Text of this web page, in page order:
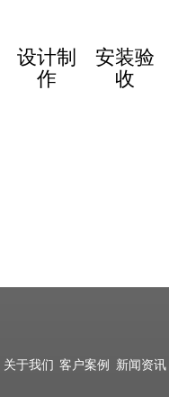
设计制
作
安装验
收
关于我们 客户案例 新闻资讯